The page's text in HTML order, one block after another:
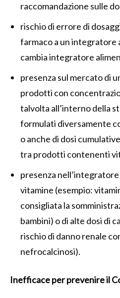
raccomandazione sulle
rischio di errore di
farmaco a un integratore
cambia integratore
presenza sul mercato di
prodotti con
talvolta all’interno della
formulati diversamente
o anche di dosi
tra prodotti contenenti
presenza
vitamine (esempio:
consigliata la
bambini) o di alte dosi di
rischio di danno renale
nefrocalcinosi).
Inefficace per prevenire il